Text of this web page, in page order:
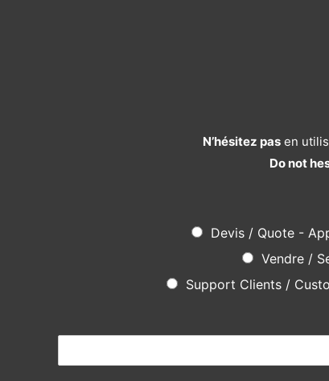
N’hésitez pas en
Do not
Devis / Quote -
Vendre /
Support Clients /